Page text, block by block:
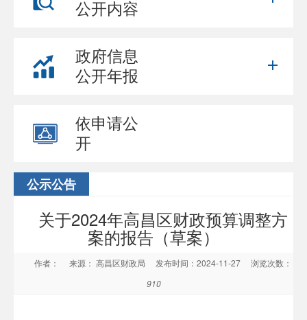
公开内容
政府信息
公开年报
依申请公
开
公示公告
关于2024年高昌区财政预算调整方
案的报告（草案）
作者： 来源： 高昌区财政局 发布时间：2024-11-27
浏览次数：
910